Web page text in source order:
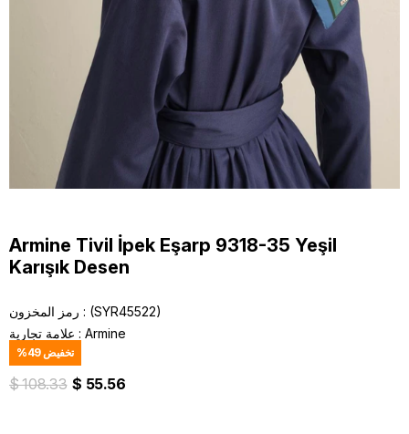
Armine Tivil İpek Eşarp 9318-35 Yeşil
Karışık Desen
رمز المخزون
(SYR45522)
علامة تجارية : Armine
%49تخفيض
$ 108.33 $ 55.56